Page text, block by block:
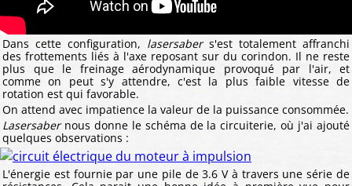
Dans cette configuration, lasersabers'est totalement affranchi
des frottements liés à l'axe reposant sur du corindon. Il ne reste
plus que le freinage aérodynamique provoqué par l'air, et
comme on peut s'y attendre, c'est la plus faible vitesse de
rotation est qui favorable.
On attend avec impatience la valeur de la puissance consommée.
Lasersabernous donne le schéma de la circuiterie, où j'ai ajouté
quelques observations :
L'énergie est fournie par une pile de 3.6 V à travers une série de